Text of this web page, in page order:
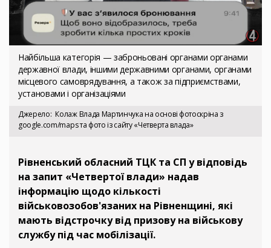
Найбільша категорія — заброньовані органами органами
державної влади, іншими державними органами, органами
місцевого самоврядування, а також за підприємствами,
установами і організаціями
Джерело Колаж Влада Мартинчука на основі фотоскріна з
google.com/maps та фото із сайту «Четверта влада»
Рівненський обласний ТЦК та СП у відповідь
на запит «Четвертої влади» надав
інформацію щодо кількості
військовозобов'язаних на Рівненщині, які
мають відстрочку від призову на військову
службу під час мобілізації.